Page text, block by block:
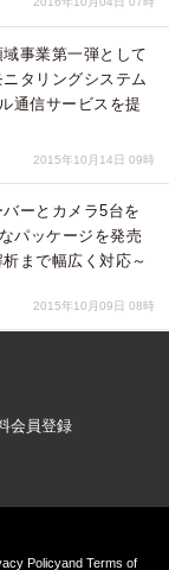
事業第一弾として
タリングシステム
通信サービスを提
2015年10月14日 09時
ーとカメラ5台を
パッケージを発売
まで幅広く対応～
2015年10月09日 08時
会員登録
PolicyandTerms of